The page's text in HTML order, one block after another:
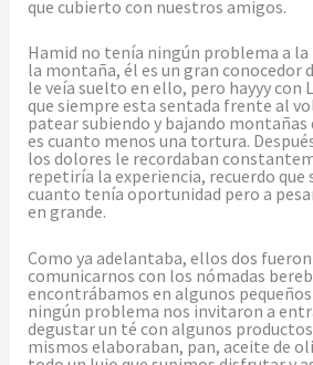
que cubierto con nuestros amigos.
Hamid no tenía ningún problema a
la montaña, él es un gran conocedor
le veía suelto en ello, pero hayyy
que siempre esta sentada frente al
patear subiendo y bajando
es cuanto menos una tortura.
los dolores le recordaban
repetiría la experiencia, recuerdo que
cuanto tenía oportunidad pero a
en grande.
Como ya adelantaba, ellos dos
comunicarnos con los nómadas
encontrábamos en algunos
ningún problema nos invitaron a
degustar un té con algunos
mismos elaboraban, pan, aceite de